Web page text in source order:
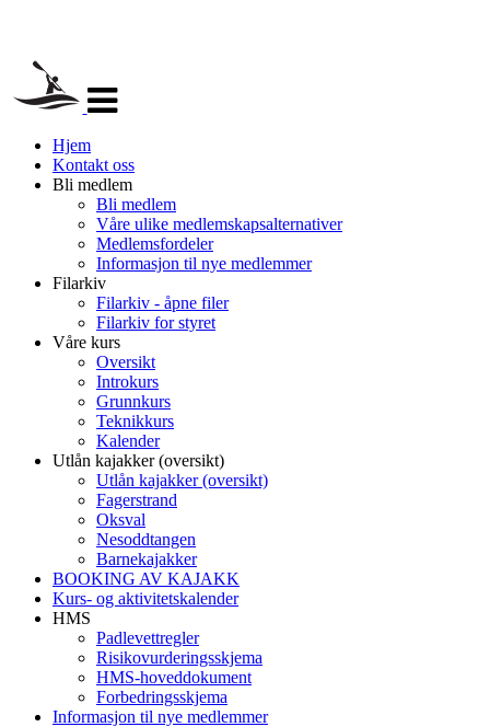
navigasjon
Hjem
Kontakt oss
Bli medlem
Bli medlem
Våre ulike medlemskapsalternativer
Medlemsfordeler
Informasjon til nye medlemmer
Filarkiv
Filarkiv - åpne filer
Filarkiv for styret
Våre kurs
Oversikt
Introkurs
Grunnkurs
Teknikkurs
Kalender
Utlån kajakker (oversikt)
Utlån kajakker (oversikt)
Fagerstrand
Oksval
Nesoddtangen
Barnekajakker
BOOKING AV KAJAKK
Kurs- og aktivitetskalender
HMS
Padlevettregler
Risikovurderingsskjema
HMS-hoveddokument
Forbedringsskjema
Informasjon til nye medlemmer